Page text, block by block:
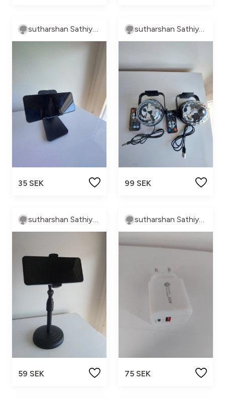
sutharshan Sathiyaseelan
35 SEK
sutharshan Sathiyaseelan
99 SEK
sutharshan Sathiyaseelan
59 SEK
sutharshan Sathiyaseelan
75 SEK